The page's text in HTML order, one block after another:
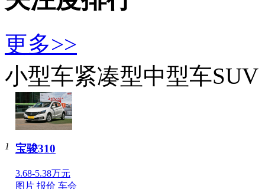
更多>>
小型车紧凑型中型车SUV
1 宝骏310
3.68-5.38万元
图片 报价 车会